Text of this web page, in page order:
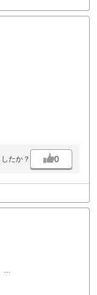
たか？ 0